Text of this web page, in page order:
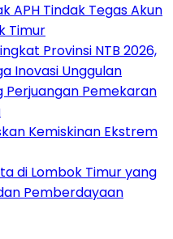
APH Tindak Tegas Akun
Timur
Provinsi NTB 2026,
Inovasi Unggulan
Perjuangan Pemekaran
Kemiskinan Ekstrem
di Lombok Timur yang
Pemberdayaan